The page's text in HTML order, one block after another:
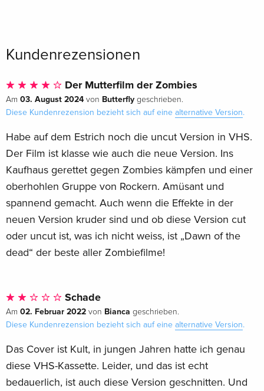
Kundenrezensionen
Der Mutterfilm der Zombies
Am 03. August 2024 von Butterfly geschrieben.
Diese Kundenrezension bezieht sich auf eine alternative Version.
Habe auf dem Estrich noch die uncut Version in VHS.
Der Film ist klasse wie auch die neue Version. Ins
Kaufhaus gerettet gegen Zombies kämpfen und einer
oberhohlen Gruppe von Rockern. Amüsant und
spannend gemacht. Auch wenn die Effekte in der
neuen Version kruder sind und ob diese Version cut
oder uncut ist, was ich nicht weiss, ist „Dawn of the
dead“ der beste aller Zombiefilme!
Schade
Am 02. Februar 2022 von Bianca geschrieben.
Diese Kundenrezension bezieht sich auf eine alternative Version.
Das Cover ist Kult, in jungen Jahren hatte ich genau
diese VHS-Kassette. Leider, und das ist echt
bedauerlich, ist auch diese Version geschnitten. Und